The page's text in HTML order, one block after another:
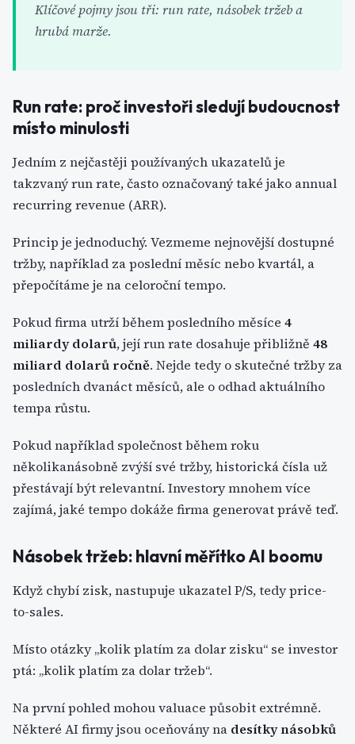
Klíčové pojmy jsou tři: run rate, násobek tržeb a
hrubá marže.
Run rate: proč investoři sledují budoucnost
místo minulosti
Jedním z nejčastěji používaných ukazatelů je
takzvaný run rate, často označovaný také jako annual
recurring revenue (ARR).
Princip je jednoduchý. Vezmeme nejnovější dostupné
tržby, například za poslední měsíc nebo kvartál, a
přepočítáme je na celoroční tempo.
Pokud firma utrží během posledního měsíce 4
miliardy dolarů, její run rate dosahuje přibližně 48
miliard dolarů ročně. Nejde tedy o skutečné tržby za
posledních dvanáct měsíců, ale o odhad aktuálního
tempa růstu.
Pokud například společnost během roku
několikanásobně zvýší své tržby, historická čísla už
přestávají být relevantní. Investory mnohem více
zajímá, jaké tempo dokáže firma generovat právě teď.
Násobek tržeb: hlavní měřítko AI boomu
Když chybí zisk, nastupuje ukazatel P/S, tedy price-
to-sales.
Místo otázky „kolik platím za dolar zisku“ se investor
ptá: „kolik platím za dolar tržeb“.
Na první pohled mohou valuace působit extrémně.
Některé AI firmy jsou oceňovány na desítky násobků